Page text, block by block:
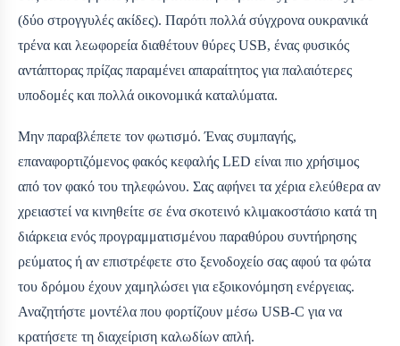
(δύο στρογγυλές ακίδες). Παρότι πολλά σύγχρονα ουκρανικά
τρένα και λεωφορεία διαθέτουν θύρες USB, ένας φυσικός
αντάπτορας πρίζας παραμένει απαραίτητος για παλαιότερες
υποδομές και πολλά οικονομικά καταλύματα.
Μην παραβλέπετε τον φωτισμό. Ένας συμπαγής,
επαναφορτιζόμενος φακός κεφαλής LED είναι πιο χρήσιμος
από τον φακό του τηλεφώνου. Σας αφήνει τα χέρια ελεύθερα αν
χρειαστεί να κινηθείτε σε ένα σκοτεινό κλιμακοστάσιο κατά τη
διάρκεια ενός προγραμματισμένου παραθύρου συντήρησης
ρεύματος ή αν επιστρέφετε στο ξενοδοχείο σας αφού τα φώτα
του δρόμου έχουν χαμηλώσει για εξοικονόμηση ενέργειας.
Αναζητήστε μοντέλα που φορτίζουν μέσω USB-C για να
κρατήσετε τη διαχείριση καλωδίων απλή.